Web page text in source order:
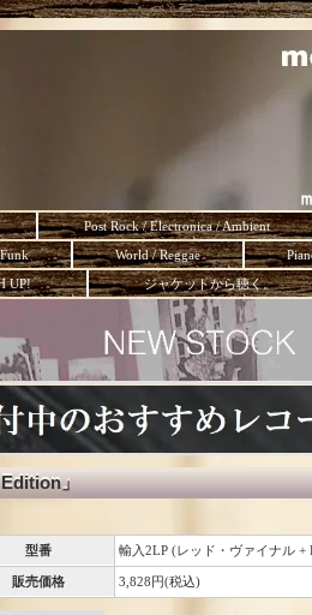
Post Rock / Electronica / Ambient
World / Reggae
UP! ジャケットから聴く。
」
型番 輸入2LP (レッド・ヴァイナル +
販売価格 3,828円(税込)